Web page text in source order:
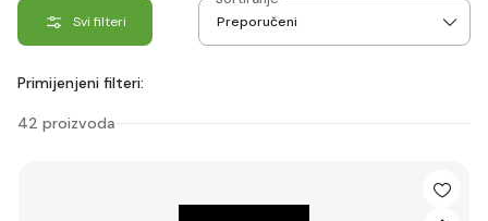
Svi filteri
Primijenjeni filteri:
42 proizvoda